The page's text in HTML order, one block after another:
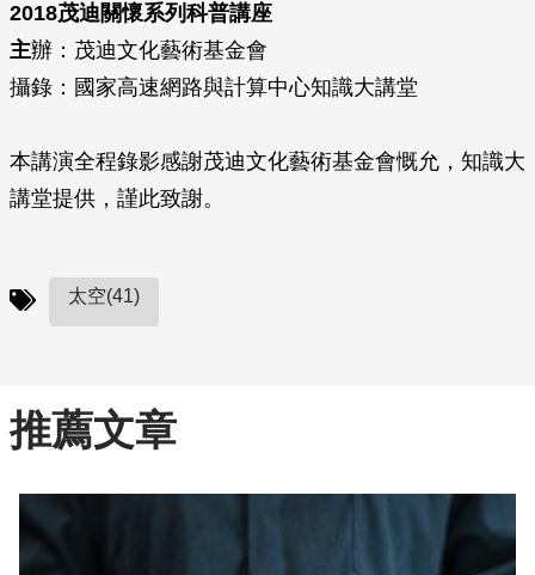
2018茂迪關懷系列科普講座
主辦：茂迪文化藝術基金會
攝錄：國家高速網路與計算中心知識大講堂
本講演全程錄影感謝茂迪文化藝術基金會慨允，知識大
講堂提供，謹此致謝。
太空(41)
推薦文章